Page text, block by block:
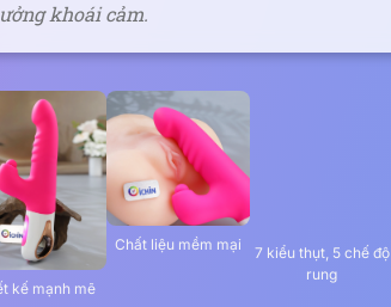
khoái cảm.
kế mạnh mẽ
Chất liệu mềm mại
7 kiểu thụt, 5 chế độ
rung